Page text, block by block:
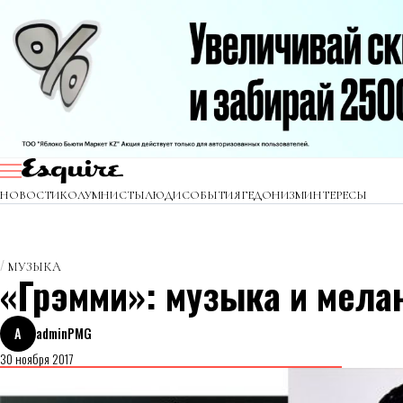
НОВОСТИКОЛУМНИСТЫЛЮДИСОБЫТИЯГЕДОНИЗМИНТЕРЕСЫ
МУЗЫКА
«Грэмми»: музыка и
A
adminPMG
30 ноября 2017